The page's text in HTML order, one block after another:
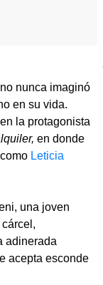
nunca imaginó
en su vida.
la protagonista
en donde
Leticia
una joven
adinerada
acepta esconde